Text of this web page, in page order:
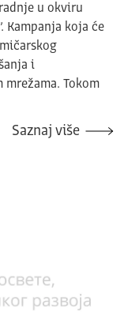
u okviru
Kampanja koja će
i
Tokom
Saznaj više